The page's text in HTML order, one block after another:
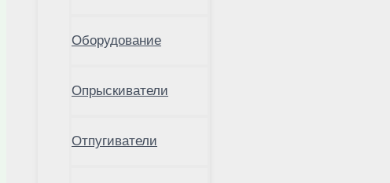
Оборудование
Опрыскиватели
Отпугиватели